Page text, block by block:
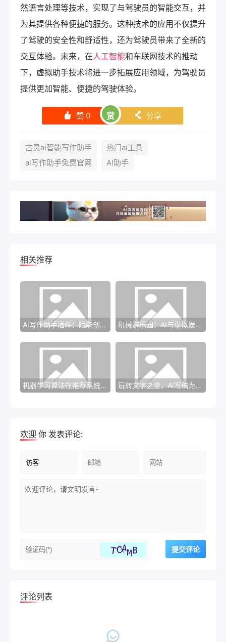
然语言处理等技术，实现了与驾驶员的智能交互，并
为其提供各种便捷的服务。这种技术的应用不仅提升
了驾驶的安全性和舒适性，还为驾驶员带来了全新的
交互体验。未来，在人工智能和车联网技术的推动
下，虚拟助手技术将进一步拓展应用领域，为驾驶员
提供更加智能、便捷的驾驶体验。
󰄼 赞 0 赏 󰄯 分享
古灵ai智能写作助手
热门ai工具
ai写作助手免费官网
AI助手
相关推荐
AI写作助手插件：赋能创作的魔法工具 机械游乐园：AI与虚拟娱乐的狂欢盛宴
机器学习算法在推荐系统中的应用探索 玩转文字之道，AI写稿为你开启全新思维！
欢迎 你 发表评论:
评论列表